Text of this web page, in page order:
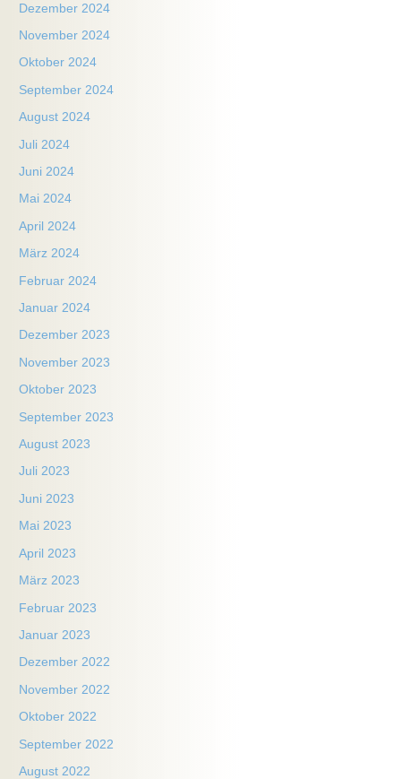
Dezember 2024
November 2024
Oktober 2024
September 2024
August 2024
Juli 2024
Juni 2024
Mai 2024
April 2024
März 2024
Februar 2024
Januar 2024
Dezember 2023
November 2023
Oktober 2023
September 2023
August 2023
Juli 2023
Juni 2023
Mai 2023
April 2023
März 2023
Februar 2023
Januar 2023
Dezember 2022
November 2022
Oktober 2022
September 2022
August 2022